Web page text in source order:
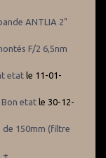
ANTLIA 2"
F/2 6,5nm
etat le 11-01-
etat le 30-12-
de 150mm (filtre
+